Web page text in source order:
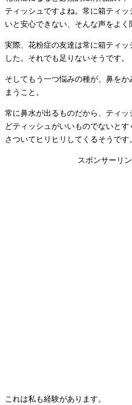
ティッシュですよね。常に箱ティ
いと安心できない、そんな声をよく
実際、花粉症の友達は常に箱ティッ
した。それでも足りないそうです。
そしてもう一つ悩みの種が、鼻をか
まうこと。
常に鼻水が出るものだから、ティッ
どティッシュがいいものでないと
さついてヒリヒリしてくるそうです
スポンサーリ
これは私も経験があります。